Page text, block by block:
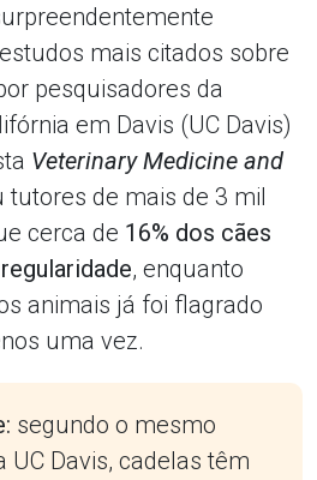
mais citados sobre
pesquisadores da
em Davis (UC Davis)
Veterinary Medicine and
tutores de mais de 3 mil
cerca de 16% dos cães
, enquanto
animais já foi flagrado
uma vez.
segundo o mesmo
UC Davis, cadelas têm